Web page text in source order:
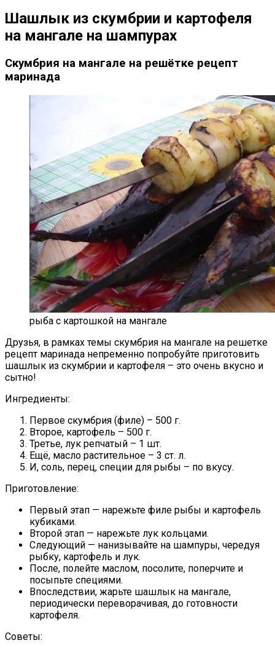
Шашлык из скумбрии и картофеля
на мангале на шампурах
Скумбрия на мангале на решётке рецепт
маринада
рыба с картошкой на мангале
Друзья, в рамках темы скумбрия на мангале на решетке
рецепт маринада непременно попробуйте приготовить
шашлык из скумбрии и картофеля – это очень вкусно и
сытно!
Ингредиенты:
Первое скумбрия (филе) – 500 г.
Второе, картофель – 500 г.
Третье, лук репчатый – 1 шт.
Ещё, масло растительное – 3 ст. л.
И, соль, перец, специи для рыбы – по вкусу.
Приготовление:
Первый этап — нарежьте филе рыбы и картофель
кубиками.
Второй этап — нарежьте лук кольцами.
Следующий — нанизывайте на шампуры, чередуя
рыбку, картофель и лук.
После, полейте маслом, посолите, поперчите и
посыпьте специями.
Впоследствии, жарьте шашлык на мангале,
периодически переворачивая, до готовности
картофеля.
Советы: